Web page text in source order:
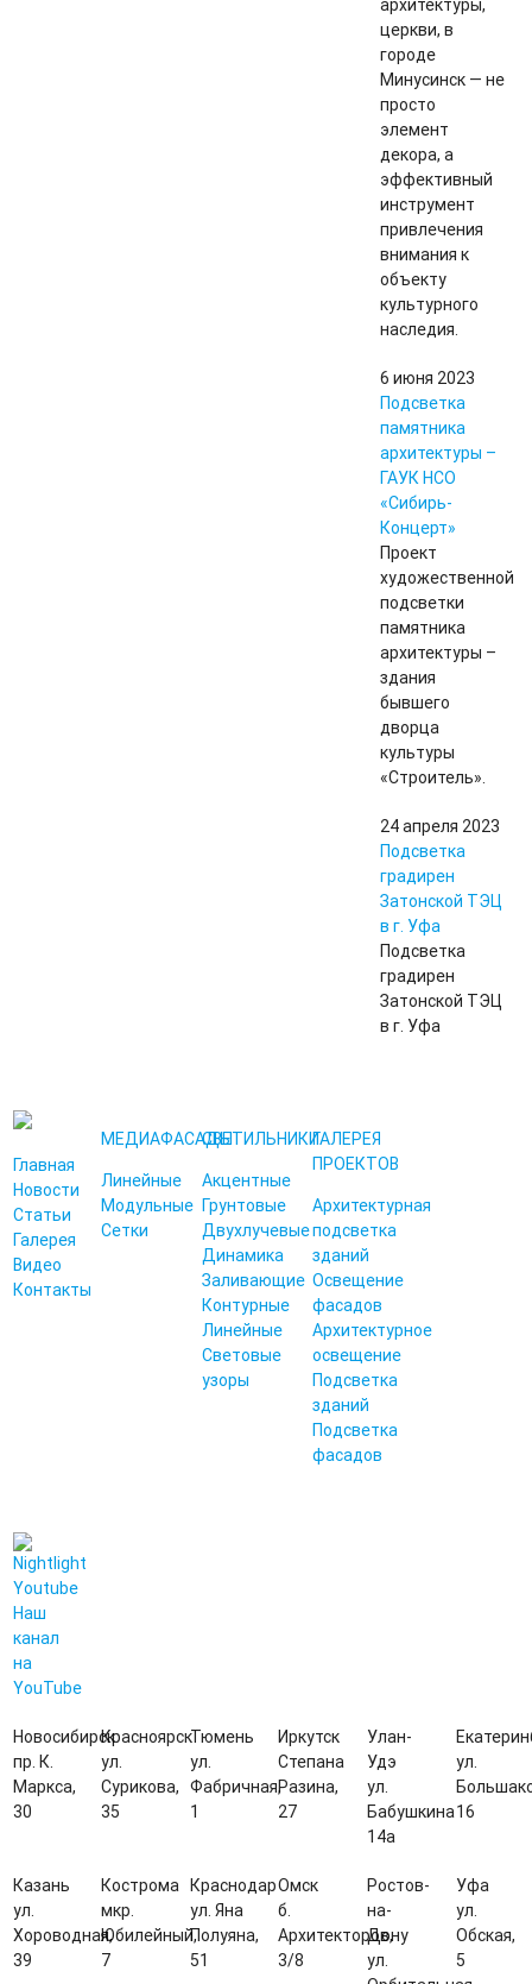
архитектуры,
церкви, в
городе
Минусинск — не
просто
элемент
декора, а
эффективный
инструмент
привлечения
внимания к
объекту
культурного
наследия.
6 июня 2023
Подсветка
памятника
архитектуры –
ГАУК НСО
«Сибирь-
Концерт»
Проект
художественной
подсветки
памятника
архитектуры –
здания
бывшего
дворца
культуры
«Строитель».
24 апреля 2023
Подсветка
градирен
Затонской ТЭЦ
в г. Уфа
Подсветка
градирен
Затонской ТЭЦ
в г. Уфа
Главная
Новости
Статьи
Галерея
Видео
Контакты
МЕДИАФАСАДЫ
Линейные
Модульные
Сетки
СВЕТИЛЬНИКИ
Акцентные
Грунтовые
Двухлучевые
Динамика
Заливающие
Контурные
Линейные
Световые
узоры
ГАЛЕРЕЯ
ПРОЕКТОВ
Архитектурная
подсветка
зданий
Освещение
фасадов
Архитектурное
освещение
Подсветка
зданий
Подсветка
фасадов
Наш
канал
на
YouTube
Новосибирск
пр. К.
Маркса,
30
Красноярск
ул.
Сурикова,
35
Тюмень
ул.
Фабричная,
1
Иркутск
Степана
Разина,
27
Улан-
Удэ
ул.
Бабушкина
14а
ул.
16
Казань
ул.
Хороводная,
39
Кострома
мкр.
Юбилейный,
7
Краснодар
ул. Яна
Полуяна,
51
Омск
б.
Архитекторов,
3/8
Ростов-
на-
Дону
ул.
Уфа
ул.
Обская,
5